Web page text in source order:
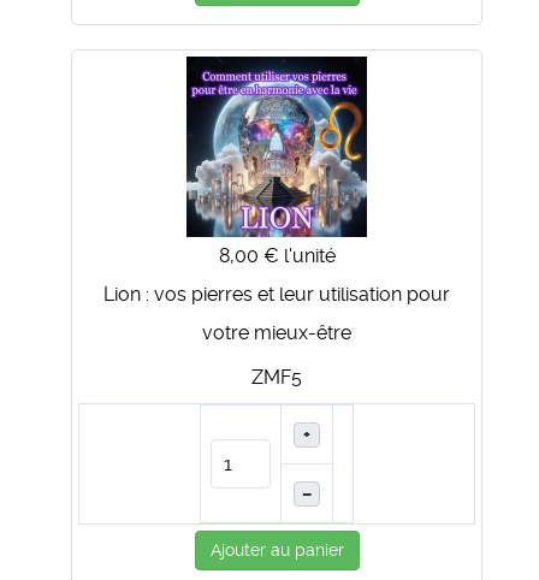
8,00 € l'unité
Lion : vos pierres et leur utilisation pour
votre mieux-être
ZMF5
+
–
Ajouter au panier